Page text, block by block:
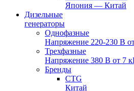
Япония — Китай
Дизельные
генераторы
Однофазные
Напряжение 220-230 В
Трехфазные
Напряжение 380 В от 7
Бренды
CTG
Китай